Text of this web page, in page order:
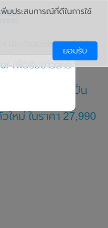
» เปิดตัวสมาร์ทโฟน iQOO
ศไทย มาพร้อมชิปเซ็ต
าคา 27,990 บาท
12 (5G) อย่างเป็น
ร้อมชิปเซ็ต
ใหม่ ในราคา 27,990
มประสบการณ์ที่ดีในการใช้
ยอมรับ
เพื่อรับข่าวสาร